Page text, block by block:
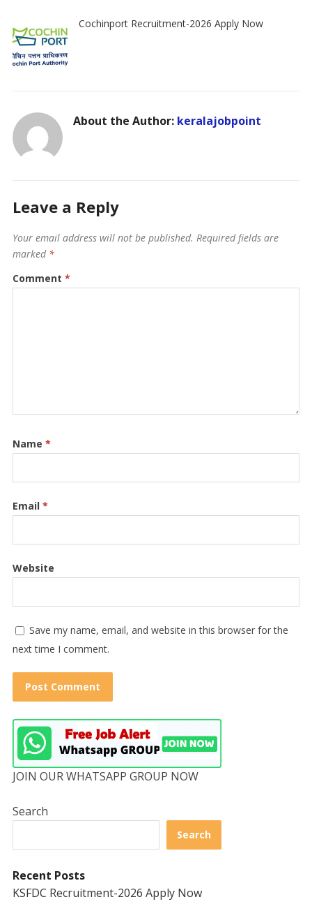
Cochinport Recruitment-2026 Apply Now
About the Author: keralajobpoint
Leave a Reply
Your email address will not be published. Required fields are
marked *
Comment *
Name *
Email *
Website
Save my name, email, and website in this browser for the
next time I comment.
JOIN OUR WHATSAPP GROUP NOW
Search
Search
Recent Posts
KSFDC Recruitment-2026 Apply Now